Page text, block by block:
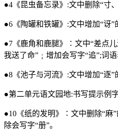
●4《昆虫备忘录》:文中删除“寸、
●6《陶罐和铁罐》:文中增加“讶”
●7《鹿角和鹿腿》∶文中“差点
我送了命”﹔增加会写字“追”;词语
●8《池子与河流》:文中增加“逐”
●第二单元语文园地:书写提示例字
●10《纸的发明》∶文中删除“麻”
除会写字“册”。